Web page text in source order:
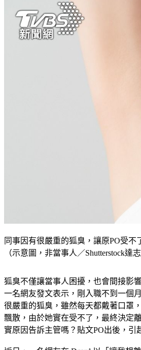
（示意圖，非當事人／Shutterstock達
一名網友發文表示，剛入職不到一個
很嚴重的狐臭，雖然每天都戴著口罩
飄散，由於她實在受不了，最終決定
實原因告訴主管嗎？貼文PO出後，引